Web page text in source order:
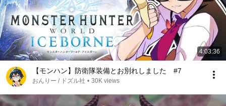
4:03:36
【モンハン】防衛隊装備とお別れしました #7
おんりー / ドズル社 • 30K views